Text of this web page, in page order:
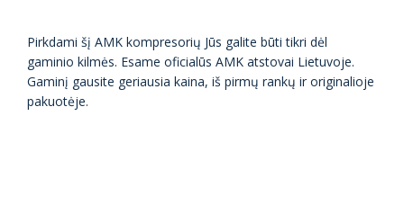
Pirkdami šį AMK kompresorių Jūs galite būti tikri dėl
gaminio kilmės. Esame oficialūs AMK atstovai Lietuvoje.
Gaminį gausite geriausia kaina, iš pirmų rankų ir originalioje
pakuotėje.